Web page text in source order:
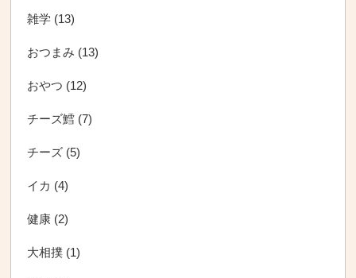
雑学 (13)
おつまみ (13)
おやつ (12)
チーズ鱈 (7)
チーズ (5)
イカ (4)
健康 (2)
大相撲 (1)